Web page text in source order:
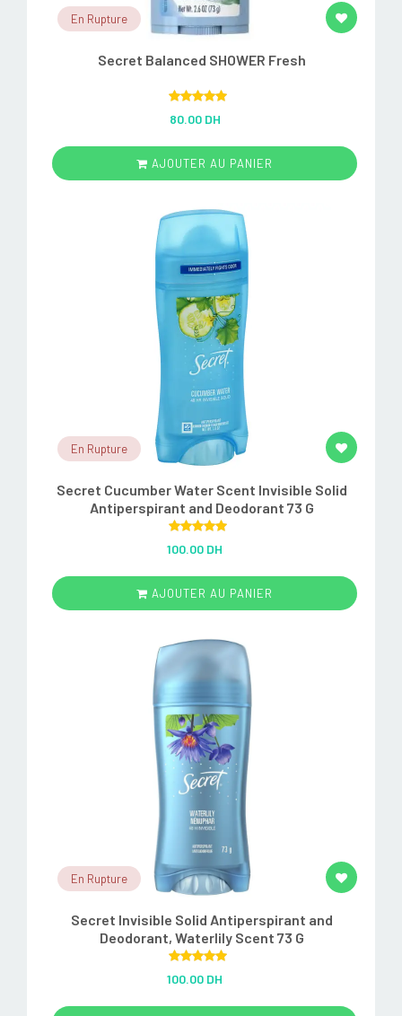
En Rupture
Secret Balanced SHOWER Fresh
out of 5
80.00 DH
AJOUTER AU PANIER
En Rupture
Secret Cucumber Water Scent Invisible Solid
Antiperspirant and Deodorant 73 G
out of 5
100.00 DH
AJOUTER AU PANIER
En Rupture
Secret Invisible Solid Antiperspirant and
Deodorant, Waterlily Scent 73 G
out of 5
100.00 DH